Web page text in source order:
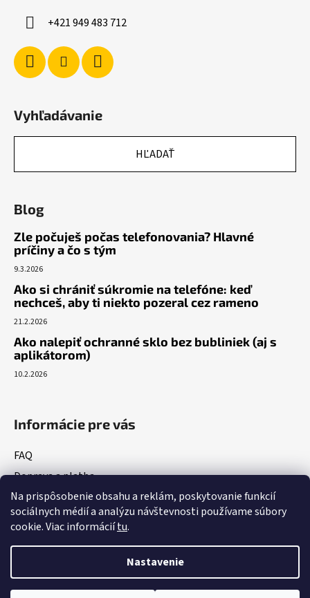
Na prispôsobenie obsahu a reklám, poskytovanie funkcií
sociálnych médií a analýzu návštevnosti používame súbory
cookie. Viac informáciítu.
Nastavenie
+421 949 483 712
Vyhľadávanie
HĽADAŤ
Blog
Zle počuješ počas telefonovania? Hlavné
príčiny a čo s tým
9.3.2026
Ako si chrániť súkromie na telefóne: keď
nechceš, aby ti niekto pozeral cez rameno
21.2.2026
Ako nalepiť ochranné sklo bez bubliniek (aj s
aplikátorom)
10.2.2026
Informácie pre vás
FAQ
Doprava a platba
Vrátenie tovaru
Obchodné podmienky
Vytvoril Shoptet